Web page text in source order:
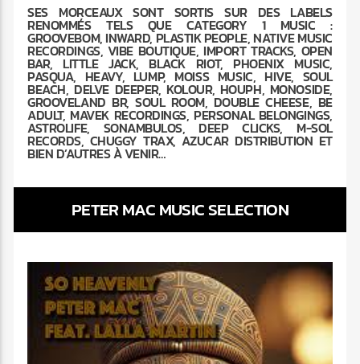
SES MORCEAUX SONT SORTIS SUR DES LABELS
RENOMMÉS TELS QUE CATEGORY 1 MUSIC :
GROOVEBOM, INWARD, PLASTIK PEOPLE, NATIVE MUSIC
RECORDINGS, VIBE BOUTIQUE, IMPORT TRACKS, OPEN
BAR, LITTLE JACK, BLACK RIOT, PHOENIX MUSIC,
PASQUA, HEAVY, LUMP, MOISS MUSIC, HIVE, SOUL
BEACH, DELVE DEEPER, KOLOUR, HOUPH, MONOSIDE,
GROOVELAND BR, SOUL ROOM, DOUBLE CHEESE, BE
ADULT, MAVEK RECORDINGS, PERSONAL BELONGINGS,
ASTROLIFE, SONAMBULOS, DEEP CLICKS, M-SOL
RECORDS, CHUGGY TRAX, AZUCAR DISTRIBUTION ET
BIEN D’AUTRES À VENIR…
PETER MAC MUSIC SELECTION